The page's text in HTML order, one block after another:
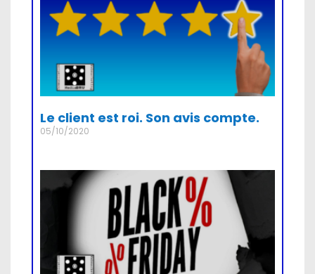
Le client est roi. Son avis compte.
05/10/2020